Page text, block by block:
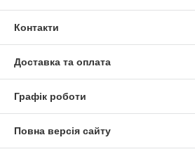
Контакти
Доставка та оплата
Графік роботи
Повна версія сайту